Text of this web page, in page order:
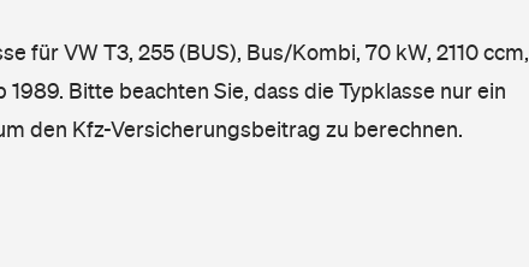
für VW T3, 255 (BUS), Bus/Kombi, 70 kW, 2110 ccm,
Bitte beachten Sie, dass die Typklasse nur ein
den Kfz-Versicherungsbeitrag zu berechnen.